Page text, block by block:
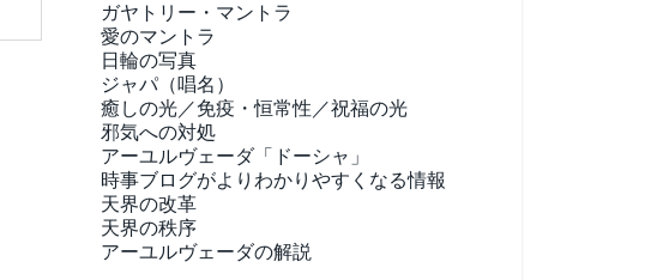
ガヤトリー・マントラ
愛のマントラ
日輪の写真
ジャパ（唱名）
癒しの光／免疫・恒常性／祝福の光
邪気への対処
アーユルヴェーダ「ドーシャ」
時事ブログがよりわかりやすくなる情報
天界の改革
天界の秩序
アーユルヴェーダの解説